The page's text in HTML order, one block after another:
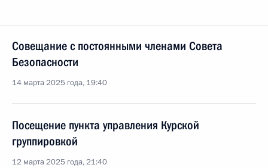
Совещание с постоянными членами Совета
Безопасности
14 марта 2025 года, 19:40
Посещение пункта управления Курской
группировкой
12 марта 2025 года, 21:40